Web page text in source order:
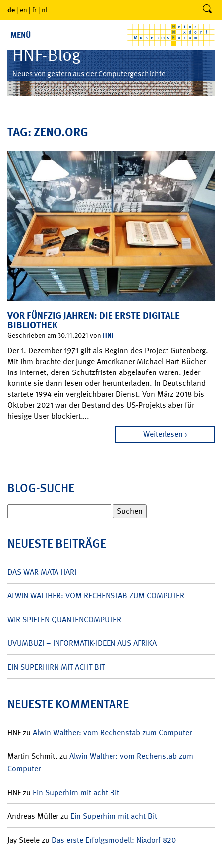
de | en | fr | nl
MENÜ
HNF-Blog
Neues von gestern aus der Computergeschichte
TAG: ZENO.ORG
VOR FÜNFZIG JAHREN: DIE ERSTE DIGITALE
BIBLIOTHEK
Geschrieben am 30.11.2021 von HNF
Der 1. Dezember 1971 gilt als Beginn des Project Gutenberg.
Mit ihm brachte der junge Amerikaner Michael Hart Bücher
ins Internet, deren Schutzfristen abgelaufen waren. Jeder
konnte sie dann lesen oder herunterladen. In Deutschland
startete 1994 ein vergleichbarer Dienst. Von März 2018 bis
Oktober 2021 war der Bestand des US-Projekts aber für
hiesige User blockiert….
Weiterlesen
BLOG-SUCHE
nach:
NEUESTE BEITRÄGE
DAS WAR MATA HARI
ALWIN WALTHER: VOM RECHENSTAB ZUM COMPUTER
WIR SPIELEN QUANTENCOMPUTER
UVUMBUZI – INFORMATIK-IDEEN AUS AFRIKA
EIN SUPERHIRN MIT ACHT BIT
NEUESTE KOMMENTARE
HNFzu Alwin Walther: vom Rechenstab zum Computer
Martin Schmittzu Alwin Walther: vom Rechenstab zum
Computer
HNFzu Ein Superhirn mit acht Bit
Andreas Müllerzu Ein Superhirn mit acht Bit
Jay Steelezu Das erste Erfolgsmodell: Nixdorf 820